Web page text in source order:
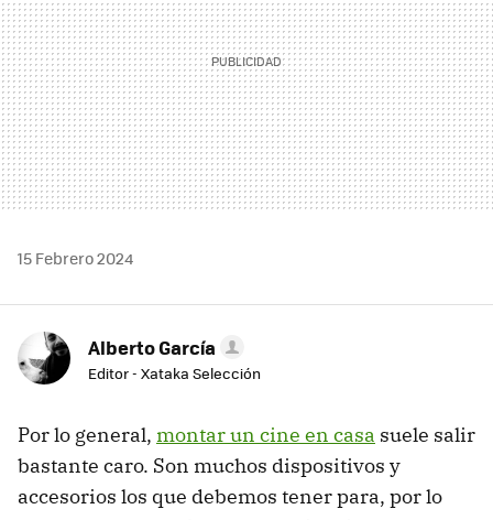
15 Febrero 2024
Alberto García
Editor - Xataka Selección
Por lo general, montar un cine en casa suele salir
bastante caro. Son muchos dispositivos y
accesorios los que debemos tener para, por lo